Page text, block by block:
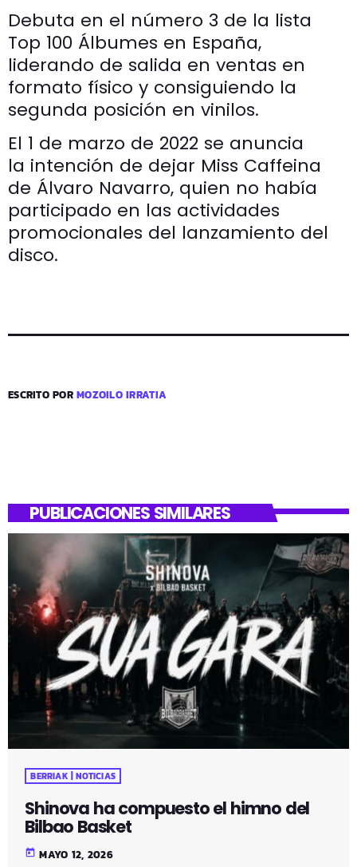
Debuta en el número 3 de la lista
Top 100 Álbumes en España,
liderando de salida en ventas en
formato físico y consiguiendo la
segunda posición en vinilos.
El 1 de marzo de 2022 se anuncia
la intención de dejar Miss Caffeina
de Álvaro Navarro, quien no había
participado en las actividades
promocionales del lanzamiento del
disco.
ESCRITO PORMOZOILO IRRATIA
PUBLICACIONES SIMILARES
BERRIAK | NOTICIAS
Shinova ha compuesto el himno del
Bilbao Basket
today MAYO 12, 2026